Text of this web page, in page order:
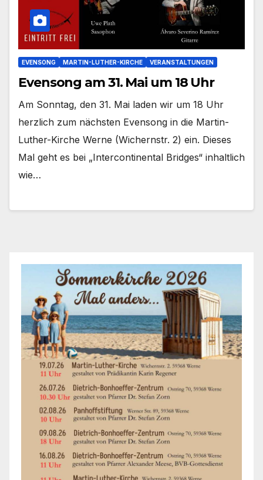
EVENSONG MARTIN-LUTHER-KIRCHE VERANSTALTUNGEN
Evensong am 31. Mai um 18 Uhr
Am Sonn­tag, den 31. Mai laden wir um 18 Uhr
herz­lich zum nächs­ten Even­song in die Martin-
Luther-Kirche Wer­ne (Wichern­str. 2) ein. Die­ses
Mal geht es bei „Inter­con­ti­nen­tal Bridges“ inhalt­lich
wie…